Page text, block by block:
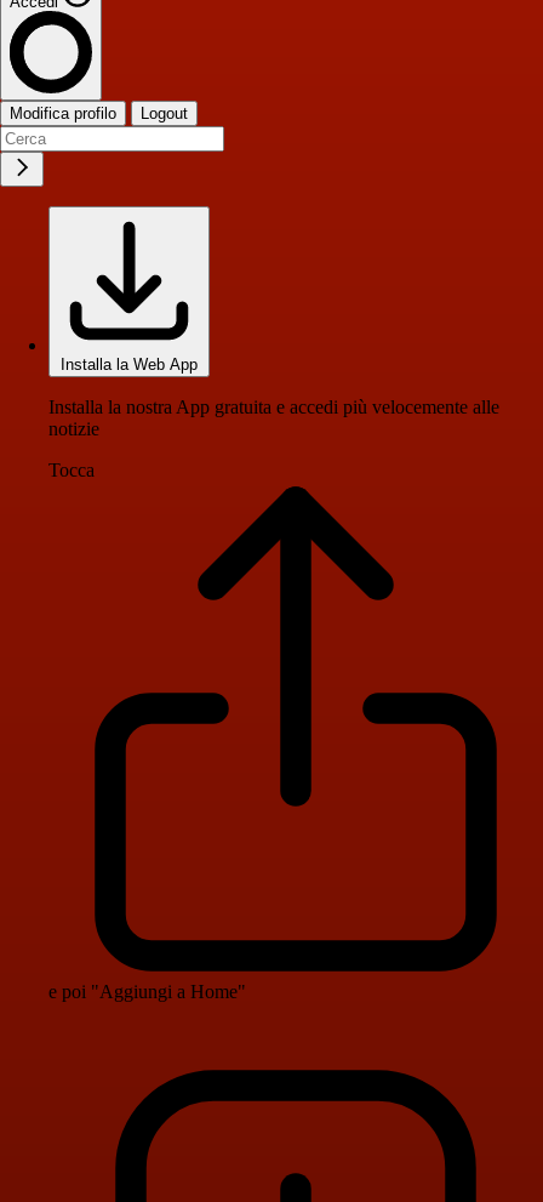
Modifica profilo Logout
Installa la Web App
Installa la nostra App gratuita e accedi più velocemente alle
notizie
Tocca
e poi "Aggiungi a Home"